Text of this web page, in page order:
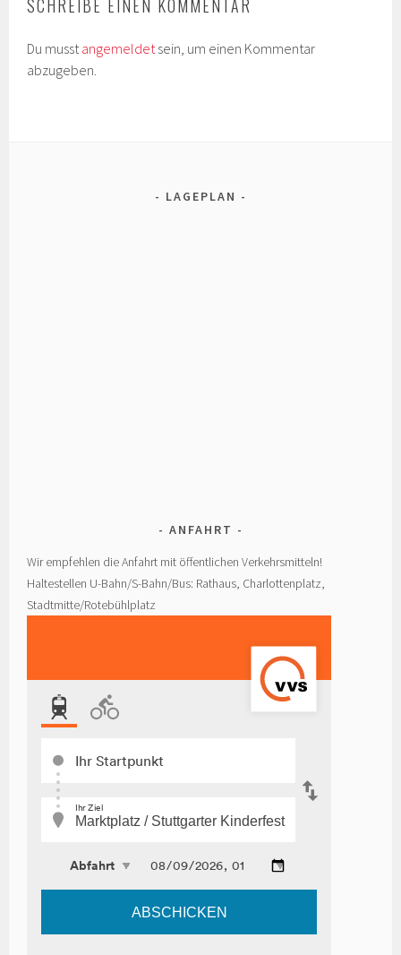
SCHREIBE EINEN KOMMENTAR
Du musstangemeldetsein, um einen Kommentar
abzugeben.
LAGEPLAN
ANFAHRT
Wir empfehlen die Anfahrt mit öffentlichen Verkehrsmitteln!
Haltestellen U-Bahn/S-Bahn/Bus: Rathaus, Charlottenplatz,
Stadtmitte/Rotebühlplatz